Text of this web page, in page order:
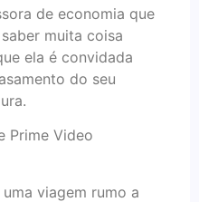
de economia que
muita coisa
ela é convidada
do seu
Prime Video
viagem rumo a